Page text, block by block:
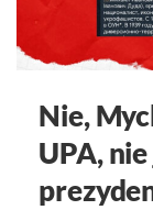
Nie,
UPA,